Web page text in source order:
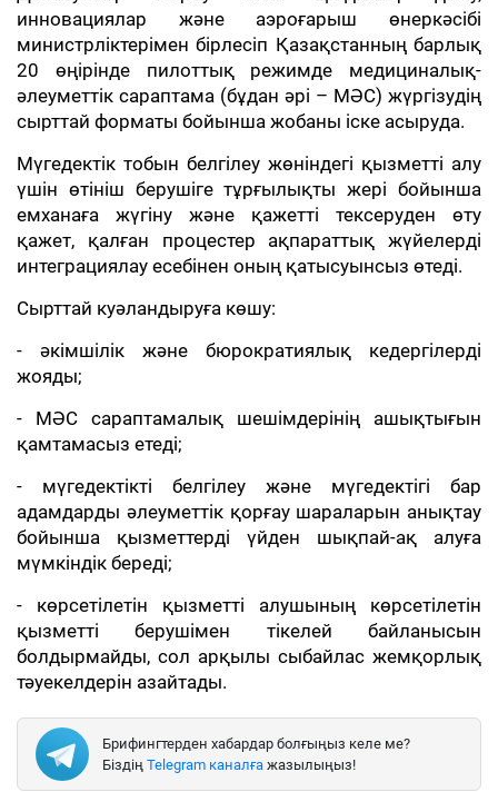
инновациялар және аэроғарыш өнеркәсібі
министрліктерімен бірлесіп Қазақстанның барлық
20 өңірінде пилоттық режимде медициналық-
әлеуметтік сараптама (бұдан әрі – МӘС) жүргізудің
сырттай форматы бойынша жобаны іске асыруда.
Мүгедектік тобын белгілеу жөніндегі қызметті алу
үшін өтініш берушіге тұрғылықты жері бойынша
емханаға жүгіну және қажетті тексеруден өту
қажет, қалған процестер ақпараттық жүйелерді
интеграциялау есебінен оның қатысуынсыз өтеді.
Сырттай куәландыруға көшу:
- әкімшілік және бюрократиялық кедергілерді
жояды;
- МӘС сараптамалық шешімдерінің ашықтығын
қамтамасыз етеді;
- мүгедектікті белгілеу және мүгедектігі бар
адамдарды әлеуметтік қорғау шараларын анықтау
бойынша қызметтерді үйден шықпай-ақ алуға
мүмкіндік береді;
- көрсетілетін қызметті алушының көрсетілетін
қызметті берушімен тікелей байланысын
болдырмайды, сол арқылы сыбайлас жемқорлық
тәуекелдерін азайтады.
Брифингтерден хабардар болғыңыз келе ме?
Біздің Telegram каналға жазылыңыз!